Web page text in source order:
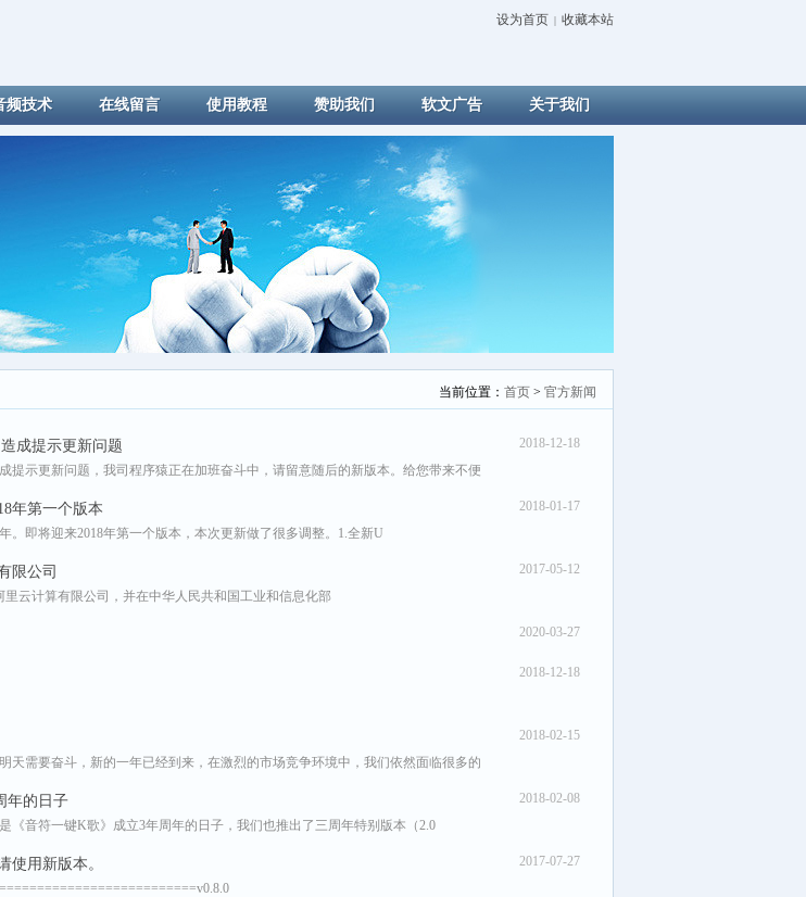
设为首页 | 收藏本站
频技术 在线留言 使用教程 赞助我们 软文广告 关于我们
当前位置： 首页 > 官方新闻
2018-12-18
成提示更新问题
提示更新问题，我司程序猿正在加班奋斗中，请留意随后的新版本。给您带来不便
2018-01-17
年第一个版本
。即将迎来2018年第一个版本，本次更新做了很多调整。1.全新U
2017-05-12
限公司
云计算有限公司，并在中华人民共和国工业和信息化部
2020-03-27
2018-12-18
2018-02-15
天需要奋斗，新的一年已经到来，在激烈的市场竞争环境中，我们依然面临很多的
2018-02-08
年的日子
符一键K歌》成立3年周年的日子，我们也推出了三周年特别版本（2.0
2017-07-27
使用新版本。